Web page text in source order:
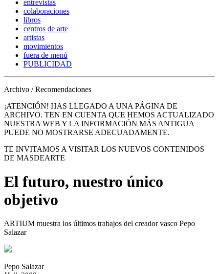
entrevistas
colaboraciones
libros
centros de arte
artistas
movimientos
fuera de menú
PUBLICIDAD
Archivo / Recomendaciones
¡ATENCIÓN! HAS LLEGADO A UNA PÁGINA DE
ARCHIVO. TEN EN CUENTA QUE HEMOS ACTUALIZADO
NUESTRA WEB Y LA INFORMACIÓN MÁS ANTIGUA
PUEDE NO MOSTRARSE ADECUADAMENTE.
TE INVITAMOS A VISITAR LOS NUEVOS CONTENIDOS
DE MASDEARTE
El futuro, nuestro único
objetivo
ARTIUM muestra los últimos trabajos del creador vasco Pepo
Salazar
Pepo Salazar